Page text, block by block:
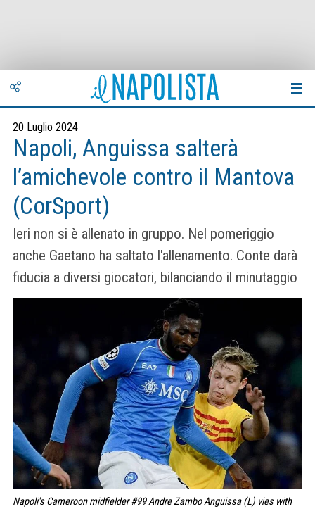
20 Luglio 2024
Napoli, Anguissa salterà
l’amichevole contro il Mantova
(CorSport)
Ieri non si è allenato in gruppo. Nel pomeriggio
anche Gaetano ha saltato l'allenamento. Conte darà
fiducia a diversi giocatori, bilanciando il minutaggio
Napoli's Cameroon midfielder #99 Andre Zambo Anguissa (L) vies with